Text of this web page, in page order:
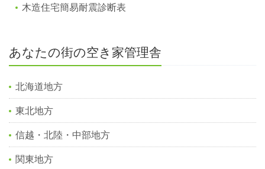
木造住宅簡易耐震診断表
あなたの街の空き家管理舎
北海道地方
東北地方
信越・北陸・中部地方
関東地方